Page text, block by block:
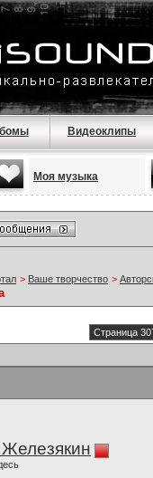
Видеоклипы
Моя музыка
> Ваше творчество >
Страница